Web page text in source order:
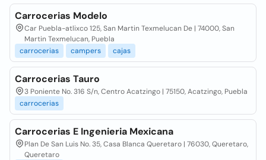
Carrocerias Modelo
Car Puebla-atlixco 125, San Martin Texmelucan De | 74000, San
Martin Texmelucan, Puebla
carrocerias
campers cajas
Carrocerias Tauro
3 Poniente No. 316 S/n, Centro Acatzingo | 75150, Acatzingo, Puebla
carrocerias
Carrocerias E Ingenieria Mexicana
Plan De San Luis No. 35, Casa Blanca Queretaro | 76030, Queretaro,
Queretaro